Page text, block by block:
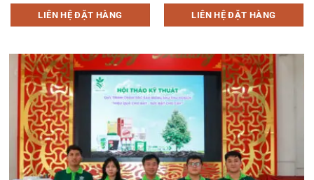
LIÊN HỆ ĐẶT HÀNG LIÊN HỆ ĐẶT HÀNG